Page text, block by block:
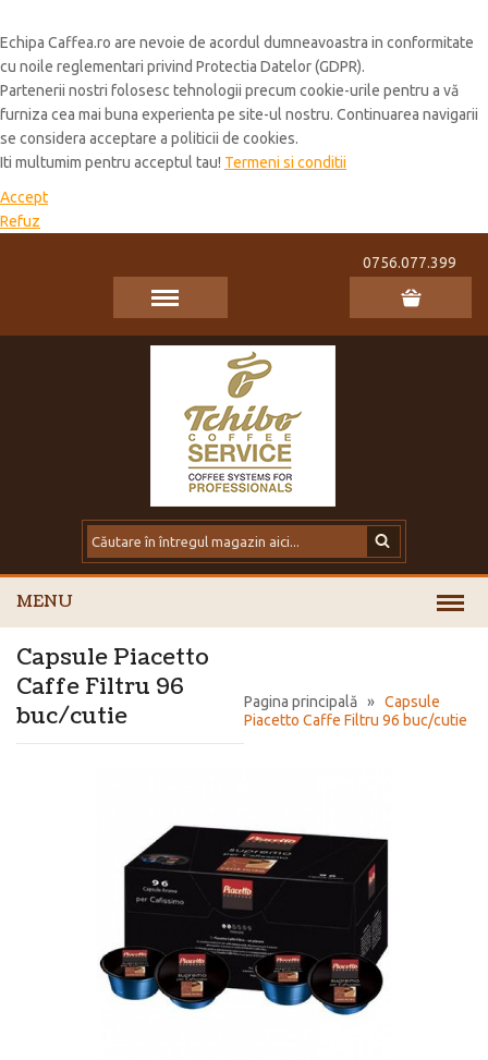
Echipa Caffea.ro are nevoie de acordul dumneavoastra in conformitate
cu noile reglementari privind Protectia Datelor (GDPR).
Partenerii nostri folosesc tehnologii precum cookie-urile pentru a vă
furniza cea mai buna experienta pe site-ul nostru. Continuarea navigarii
se considera acceptare a politicii de cookies.
Iti multumim pentru acceptul tau! Termeni si conditii
Accept
Refuz
0756.077.399
MENU
Pagina principală » Capsule
Piacetto Caffe Filtru 96 buc/cutie
Capsule Piacetto
Caffe Filtru 96
buc/cutie